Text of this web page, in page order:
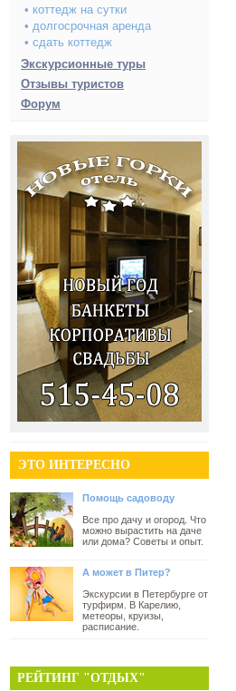
• коттедж на сутки
• долгосрочная аренда
• сдать коттедж
Экскурсионные туры
Отзывы туристов
Форум
ЭТО ИНТЕРЕСНО
Помощь садоводу
Все про дачу и огород. Что
можно вырастить на даче
или дома? Советы и опыт.
А может в Питер?
Экскурсии в Петербурге от
турфирм. В Карелию,
метеоры, круизы,
расписание.
РЕЙТИНГ "ОТДЫХ"